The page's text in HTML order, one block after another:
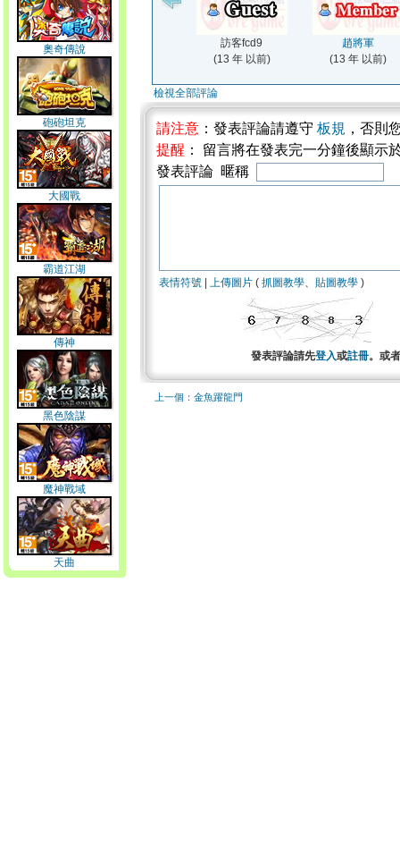
奧奇傳說
砲砲坦克
大國戰
霸道江湖
傳神
黑色陰謀
魔神戰域
天曲
訪客fcd9
(13 年 以前)
趙將軍
(13 年 以前)
檢視全部評論
請注意 ：發表評論請遵守 板規 ，否則
提醒 ： 留言將在發表完一分鐘後顯示
發表評論 暱稱
表情符號 上傳圖片 ( 抓圖教學、 貼圖教學 )
發表評論請先登入或註冊。或
上一個：金魚躍龍門